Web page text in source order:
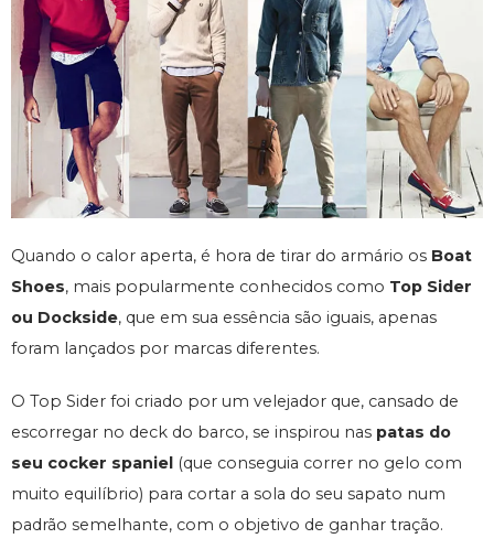
Quando o calor aperta, é hora de tirar do armário os Boat
Shoes, mais popularmente conhecidos como Top Sider
ou Dockside, que em sua essência são iguais, apenas
foram lançados por marcas diferentes.
O Top Sider foi criado por um velejador que, cansado de
escorregar no deck do barco, se inspirou nas patas do
seu cocker spaniel (que conseguia correr no gelo com
muito equilíbrio) para cortar a sola do seu sapato num
padrão semelhante, com o objetivo de ganhar tração.